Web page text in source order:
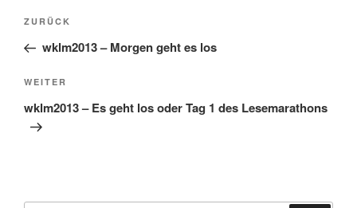
Beitragsnavigation
Vorheriger
Beitrag
ZURÜCK
wklm2013 – Morgen geht es los
Nächster
Beitrag
WEITER
wklm2013 – Es geht los oder Tag 1 des Lesemarathons